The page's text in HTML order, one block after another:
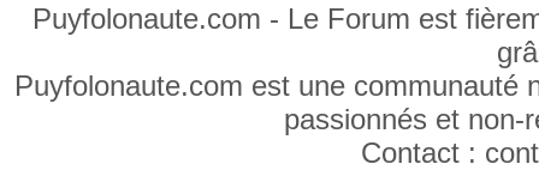
Puyfolonaute.com - Le Forum est
Puyfolonaute.com est une communauté
passionnés et
Contact :